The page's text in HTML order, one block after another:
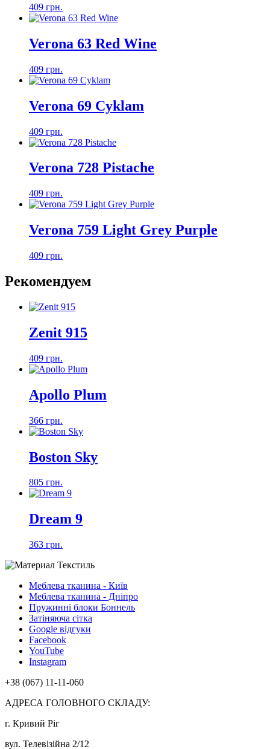
409 грн.
Verona 63 Red Wine
409 грн.
Verona 69 Cyklam
409 грн.
Verona 728 Pistache
409 грн.
Verona 759 Light Grey Purple
409 грн.
Рекомендуем
Zenit 915
409 грн.
Apollo Plum
366 грн.
Boston Sky
805 грн.
Dream 9
363 грн.
Меблева тканина - Київ
Меблева тканина - Дніпро
Пружинні блоки Боннель
Затіняюча сітка
Google відгуки
Facebook
YouTube
Instagram
+38 (067) 11-11-060
АДРЕСА ГОЛОВНОГО СКЛАДУ:
г. Кривий Ріг
вул. Телевізійна 2/12